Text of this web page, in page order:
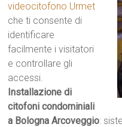
videocitofono Urmet
che ti consente di
identificare
facilmente i visitatori
e controllare gli
accessi.
Installazione di
citofoni condominiali
a Bologna Arcoveggio: